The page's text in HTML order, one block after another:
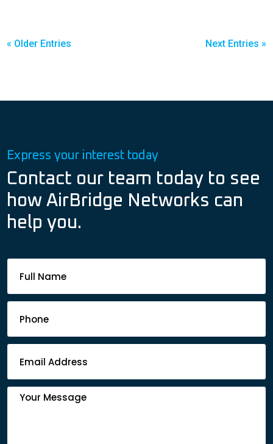
« Older Entries Next Entries »
Express your interest today
Contact our team today to see
how AirBridge Networks can
help you.
Contact
Form